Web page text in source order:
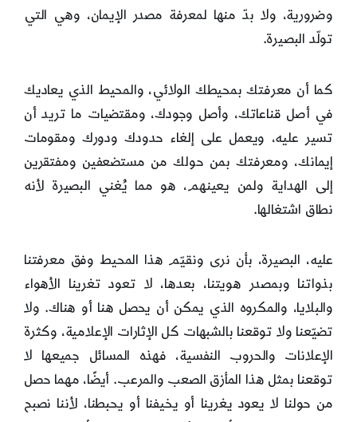
وضرورية، ولا بدّ منها لمعرفة مصدر الإيمان، وهي التي
تولّد البصيرة.
كما أن معرفتك بمحيطك الولائي، والمحيط الذي يعاديك
في أصل قناعاتك، وأصل وجودك، ومقتضيات ما تريد أن
تسير عليه، ويعمل على إلغاء حدودك ودورك ومقومات
إيمانك، ومعرفتك بمن حولك من مستضعفين ومفتقرين
إلى الهداية ولمن يعينهم، هو مما يُغني البصيرة لأنه
نطاق اشتغالها.
عليه، البصيرة، بأن نرى ونقيّم هذا المحيط وفق معرفتنا
بذواتنا وبمصدر هويتنا، بعدها، لا تعود تغرينا الأهواء
والبلايا، والمكروه الذي يمكن أن يحصل هنا أو هناك. ولا
تضيّعنا ولا توقعنا بالشبهات كل الإثارات الإعلامية، وكثرة
الإعلانات والحروب النفسية، فهذه المسائل جميعها لا
توقعنا بمثل هذا المأزق الصعب والمرعب. أيضًا، مهما حصل
من حولنا لا يعود يغرينا أو يخيفنا أو يحبطنا، لأننا نصبح